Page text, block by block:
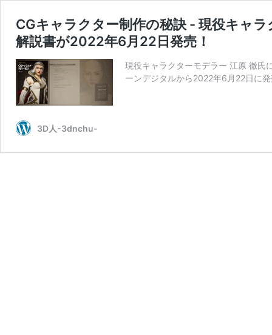
CGキャラクター制作の秘訣 - 現役キャ
解説書が2022年6月22日発売！
現役キャラクターモデラー 江原 徹氏
ーンデジタルから2022年6月22日に
3D人-3dnchu-